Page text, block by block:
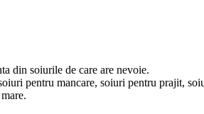
din soiurile de care are nevoie.
pentru mancare, soiuri pentru prajit,